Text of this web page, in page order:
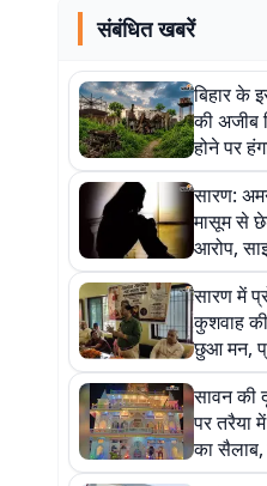
संबंधित खबरें
बिहार के
की अजीब
होने पर
करने पर
सारण:
मासूम से
आरोप,
पर
पुलिस कर
सारण में
कुशवाह
छुआ मन,
सामाजिक
सवालों से
सावन की
पर तरैया
का सैलाब,
करेंगे